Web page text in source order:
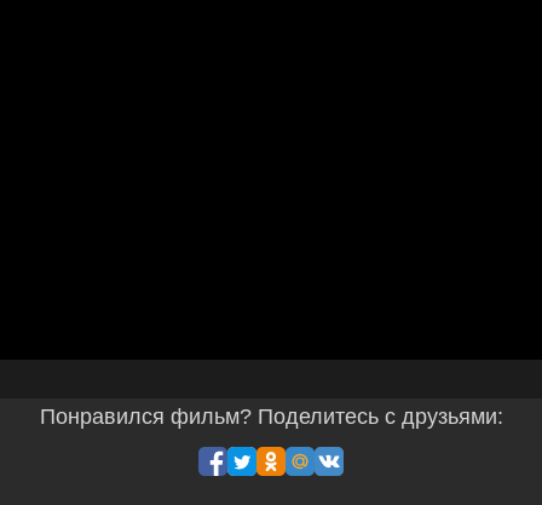
Понравился фильм? Поделитесь с друзьями: